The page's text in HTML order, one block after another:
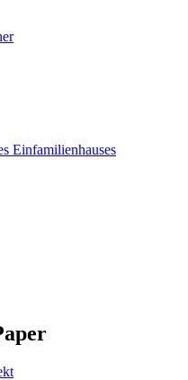
Einfamilienhauses